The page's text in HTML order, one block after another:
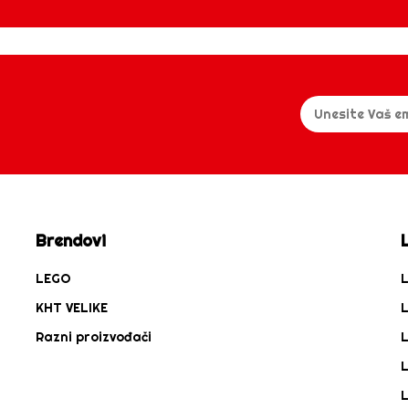
Brendovi
LEGO
KHT VELIKE
Razni proizvođači